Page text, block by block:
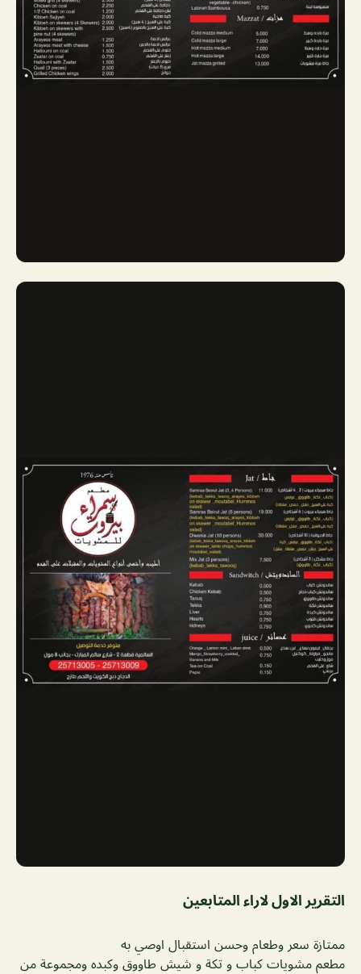
التقرير الاول لاراء المتابعين
ممتازة سعر وطعام وحسن استقبال اوصي به
مطعم مشويات كباب و تكة و شيش طاووق وكبده ومجموعة من